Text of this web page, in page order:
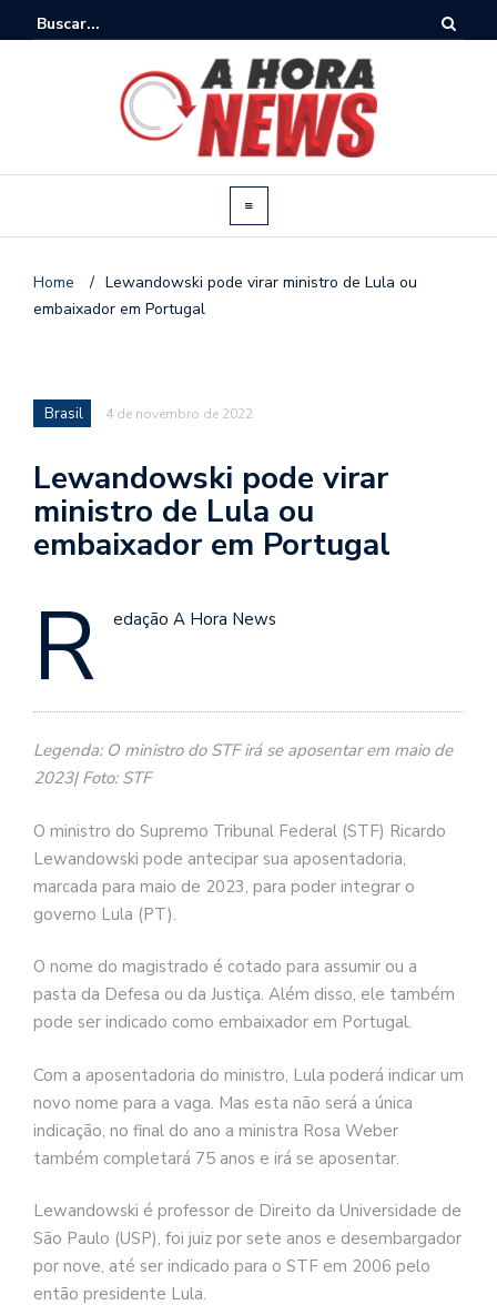
Home / Lewandowski pode virar ministro de Lula ou
embaixador em Portugal
Brasil 4 de novembro de 2022
Lewandowski pode virar
ministro de Lula ou
embaixador em Portugal
R edação A Hora News
Legenda: O ministro do STF irá se aposentar em maio de
2023| Foto: STF
O ministro do Supremo Tribunal Federal (STF) Ricardo
Lewandowski pode antecipar sua aposentadoria,
marcada para maio de 2023, para poder integrar o
governo Lula (PT).
O nome do magistrado é cotado para assumir ou a
pasta da Defesa ou da Justiça. Além disso, ele também
pode ser indicado como embaixador em Portugal.
Com a aposentadoria do ministro, Lula poderá indicar um
novo nome para a vaga. Mas esta não será a única
indicação, no final do ano a ministra Rosa Weber
também completará 75 anos e irá se aposentar.
Lewandowski é professor de Direito da Universidade de
São Paulo (USP), foi juiz por sete anos e desembargador
por nove, até ser indicado para o STF em 2006 pelo
então presidente Lula.